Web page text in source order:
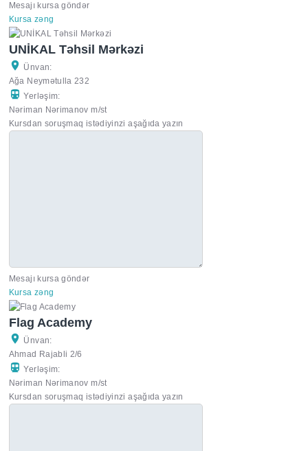
Mesajı kursa göndər
Kursa zəng
UNİKAL Təhsil Mərkəzi
Ünvan:
Ağa Neymətulla 232
Yerləşim:
Nəriman Nərimanov m/st
Kursdan soruşmaq istədiyinzi aşağıda yazın
Mesajı kursa göndər
Kursa zəng
Flag Academy
Ünvan:
Ahmad Rajabli 2/6
Yerləşim:
Nəriman Nərimanov m/st
Kursdan soruşmaq istədiyinzi aşağıda yazın